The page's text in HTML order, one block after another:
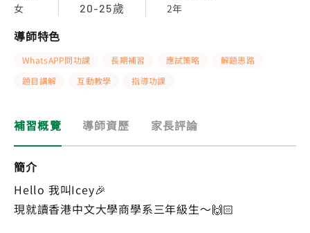
女 20-25歲 2年
導師特色
WhatsAPP問功課 長期補習 應試策略
解題思路
題目講解
互動教學 指導功課
補習概覽 導師資歷 家長評論
簡介
Hello 我叫Icey🎉
現就讀香港中文大學商學系三年級生～🙌🏻